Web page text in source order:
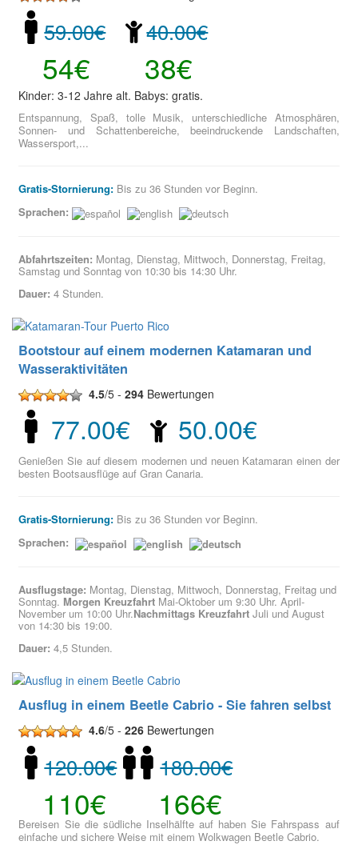
59.00€
54€
40.00€
38€
Kinder: 3-12 Jahre alt. Babys: gratis.
Entspannung, Spaß, tolle Musik, unterschiedliche Atmosphären,
Sonnen- und Schattenbereiche, beeindruckende Landschaften,
Wassersport,...
Gratis-Stornierung: Bis zu 36 Stunden vor Beginn.
Sprachen:
Abfahrtszeiten: Montag, Dienstag, Mittwoch, Donnerstag, Freitag,
Samstag und Sonntag von 10:30 bis 14:30 Uhr.
Dauer: 4 Stunden.
Bootstour auf einem modernen Katamaran und
Wasseraktivitäten
4.5/5 -294 Bewertungen
77.00€ 50.00€
Genießen Sie auf diesem modernen und neuen Katamaran einen der
besten Bootsausflüge auf Gran Canaria.
Gratis-Stornierung: Bis zu 36 Stunden vor Beginn.
Sprachen:
Ausflugstage: Montag, Dienstag, Mittwoch, Donnerstag, Freitag und
Sonntag. Morgen Kreuzfahrt Mai-Oktober um 9:30 Uhr. April-
November um 10:00 Uhr.Nachmittags KreuzfahrtJuli und August
von 14:30 bis 19:00.
Dauer: 4,5 Stunden.
Ausflug in einem Beetle Cabrio - Sie fahren selbst
4.6/5 -226 Bewertungen
120.00€
110€
180.00€
166€
Bereisen Sie die südliche Inselhälfte auf haben Sie Fahrspass auf
einfache und sichere Weise mit einem Wolkwagen Beetle Cabrio.